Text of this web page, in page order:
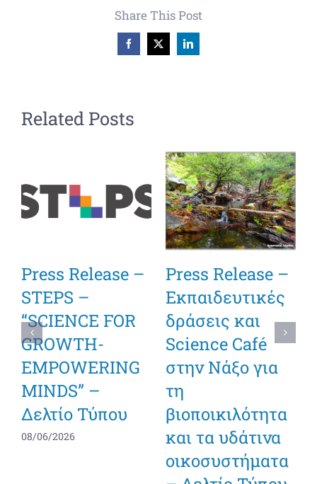
Share This Post
Facebook
X LinkedIn
Related Posts
Press Release –
STEPS –
“SCIENCE FOR
GROWTH-
EMPOWERING
MINDS” –
Δελτίο Τύπου
08/06/2026
Press Release –
Εκπαιδευτικές
δράσεις και
Science Café
στην Νάξο για
τη
βιοποικιλότητα
και τα υδάτινα
οικοσυστήματα